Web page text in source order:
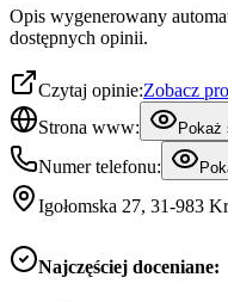
Opis wygenerowany
dostępnych opinii.
Czytaj opinie:Zobacz
Strona www:
Pokaż
Numer telefonu:
Igołomska 27, 31-983
Najczęściej doceniane: